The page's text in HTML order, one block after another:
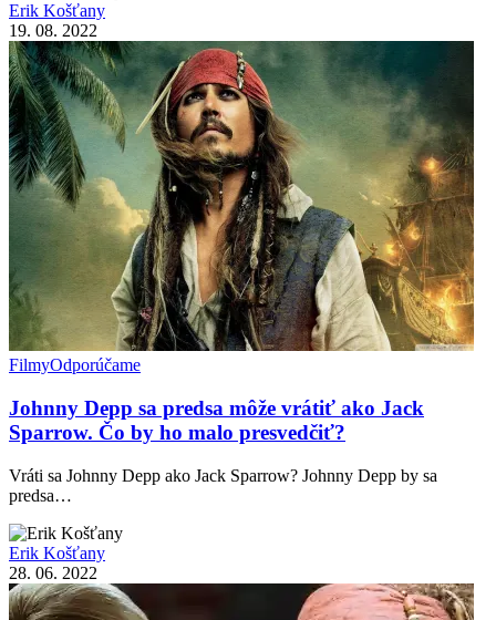
Erik Košťany
19. 08. 2022
FilmyOdporúčame
Johnny Depp sa predsa môže vrátiť ako Jack
Sparrow. Čo by ho malo presvedčiť?
Vráti sa Johnny Depp ako Jack Sparrow? Johnny Depp by sa
predsa…
Erik Košťany
28. 06. 2022